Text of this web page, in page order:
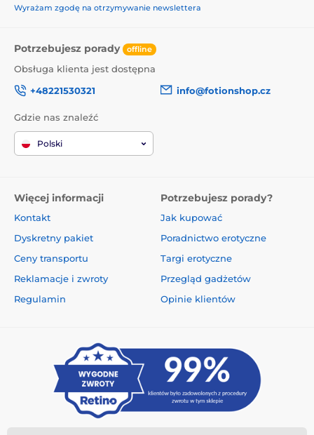
Wyrażam zgodę na otrzymywanie newslettera
Potrzebujesz porady offline
Obsługa klienta jest dostępna
+48221530321
info@fotionshop.cz
Gdzie nas znaleźć
Polski
Więcej informacji
Kontakt
Dyskretny pakiet
Ceny transportu
Reklamacje i zwroty
Regulamin
Potrzebujesz porady?
Jak kupować
Poradnictwo erotyczne
Targi erotyczne
Przegląd gadżetów
Opinie klientów